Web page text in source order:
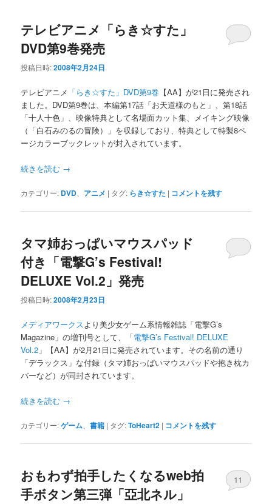
テレビアニメ「らき☆すた」
DVD第9巻発売
投稿日時:2008年2月24日
テレビアニメ 「らき☆すた」DVD第9巻 【AA】が21日に発売され
ました。DVD第9巻は、本編第17話「お天道様のもと」、第18話
「十人十色」、映像特典として名場面カット集、メイキング映像
（「白石みのるの冒険）」を収録しており、特典として特製8ペ
ージカラーブックレットが封入されています。
続きを読む →
カテゴリー: DVD アニメ | タグ: らき☆すた | コメントを残す
タマ姉おっぱいマウスパッド
付き「電撃G’s Festival!
DELUXE Vol.2」発売
投稿日時:2008年2月23日
メディアワークスより美少女ゲーム系情報雑誌「電撃G’s
Magazine」の増刊号として、「電撃G’s Festival! DELUXE
Vol.2 」【AA】が2月21日に発売されています。その名前の通り
「デラックス」な付録（タマ姉おっぱいマウスパッドや抱き枕カ
バーなど）が同封されています。
続きを読む →
カテゴリー:ゲーム 、書籍 | タグ:ToHeart2 | コメントを残す
おもわず拍手したくなるweb拍
手ボタン第三弾「亞北ネル」
11